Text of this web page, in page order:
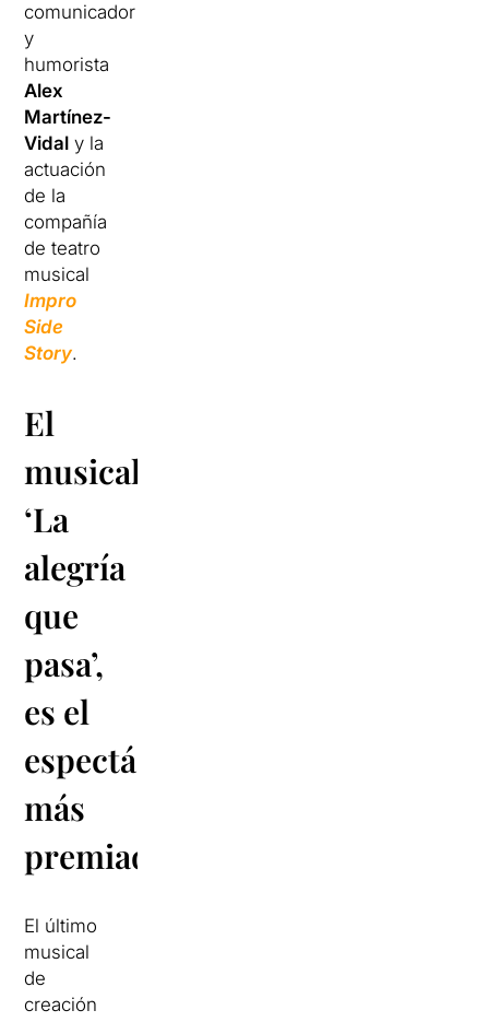
comunicador
y
humorista
Alex
Martínez-
Vidal y la
actuación
de la
compañía
de teatro
musical
Impro
Side
Story.
El
musical
‘La
alegría
que
pasa’,
es el
espectáculo
más
premiado
El último
musical
de
creación